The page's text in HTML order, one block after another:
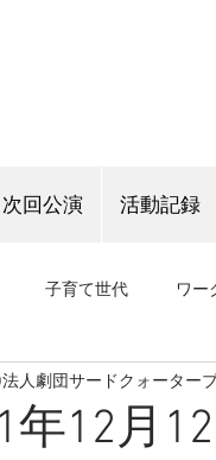
次回公演 活動記録
子育て世代 ワー
導 野外公演 稽
年12月
法人劇団サードクォーター